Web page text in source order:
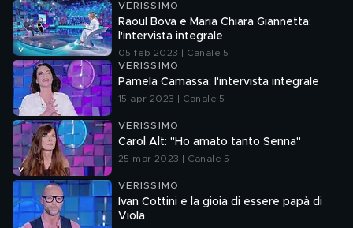
VERISSIMO
Raoul Bova e Maria Chiara Giannetta:
l'intervista integrale
05 feb 2023 | Canale 5
VERISSIMO
Pamela Camassa: l'intervista integrale
15 apr 2023 | Canale 5
VERISSIMO
Carol Alt: "Ho amato tanto Senna"
25 mar 2023 | Canale 5
VERISSIMO
Ivan Cottini e la gioia di essere papà di
Viola